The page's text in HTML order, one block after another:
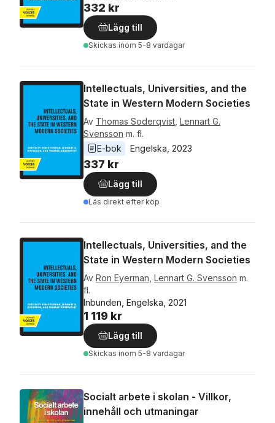
332 kr
Lägg till
Skickas inom 5-8 vardagar
Intellectuals, Universities, and the
State in Western Modern Societies
Av Thomas Soderqvist Lennart G.
Svensson m. fl.
E-bok
Engelska 2023
337 kr
Lägg till
Läs direkt efter köp
Intellectuals, Universities, and the
State in Western Modern Societies
Av Ron Eyerman Lennart G. Svensson m.
fl.
Inbunden, Engelska, 2021
1 119 kr
Lägg till
Skickas inom 5-8 vardagar
Socialt arbete i skolan - Villkor,
innehåll och utmaningar